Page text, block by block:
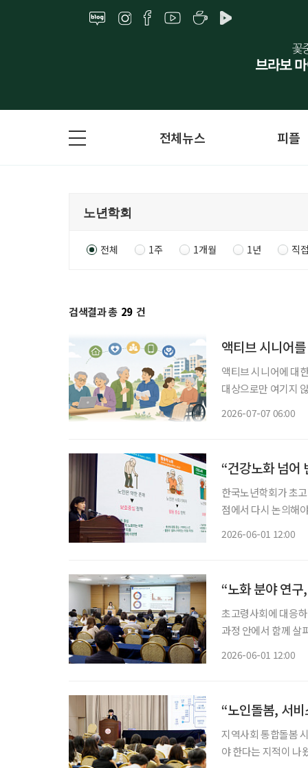
전체뉴스 피플
전체 1주 1개월 1년 직
검색결과 총 29 건
액티브 시니어
액티브 시니어에 대
대상으로만 여기지
2026-07-07 06:00
“건강노화 넘어
한국노년학회가 초
점에서 다시 논의해야 한다고 강조했다. 한국
2026-06-01 12:00
“노화 분야 연
초고령사회에 대응
과정 안에서 함께 살
2026-06-01 12:00
“노인돌봄, 서비
지역사회 통합돌봄
야 한다는 지적이 나